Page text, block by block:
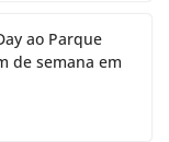
ao Parque
de semana em